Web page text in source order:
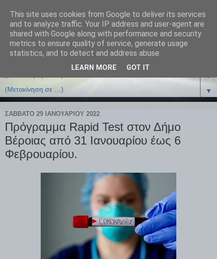
▼
▼
ΣΆΒΒΑΤΟ 29 ΙΑΝΟΥΑΡΊΟΥ 2022
Πρόγραμμα Rapid Test στον Δήμο
Βέροιας από 31 Ιανουαρίου έως 6
Φεβρουαρίου.
This site uses cookies from Google to deliver its services
and to analyze traffic. Your IP address and user-agent are
shared with Google along with performance and security
metrics to ensure quality of service, generate usage
statistics, and to detect and address abuse.
LEARN MORE GOT IT